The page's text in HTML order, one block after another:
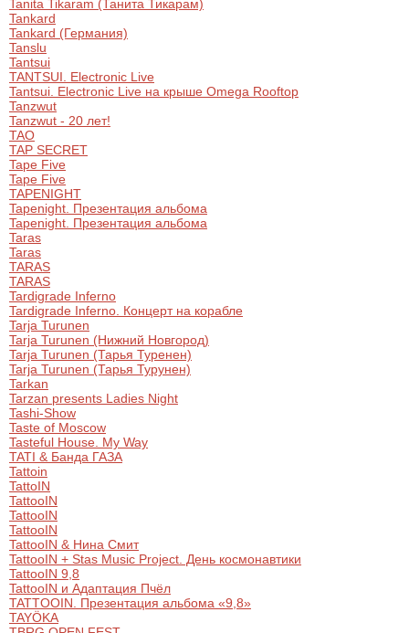
Металл
Tanita Tikaram (Танита Тикарам)
Tankard
Tankard (Германия)
Tanslu
Tantsui
TANTSUI. Electronic Live
Tantsui. Electronic Live на крыше Omega Rooftop
Tanzwut
Tanzwut - 20 лет!
TAO
TAP SECRET
Tape Five
Tape Five
TAPENIGHT
Tapenight. Презентация альбома
Tapenight. Презентация альбома
Taras
Taras
TARAS
TARAS
Tardigrade Inferno
Tardigrade Inferno. Концерт на корабле
Tarja Turunen
Tarja Turunen (Нижний Новгород)
Tarja Turunen (Тарья Туренен)
Tarja Turunen (Тарья Турунен)
Tarkan
Tarzan presents Ladies Night
Tashi-Show
Taste of Moscow
Tasteful House. My Way
TATI & Банда ГАЗА
Tattoin
TattoIN
TattooIN
TattooIN
TattooIN
TattooIN & Нина Смит
TattooIN + Stas Music Project. День космонавтики
TattooIN 9,8
TattooIN и Адаптация Пчёл
TATTOOIN. Презентация альбома «9,8»
TAYÖKA